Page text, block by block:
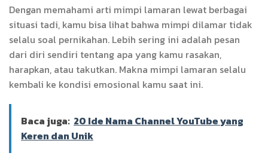
Dengan memahami arti mimpi lamaran lewat berbagai
situasi tadi, kamu bisa lihat bahwa mimpi dilamar tidak
selalu soal pernikahan. Lebih sering ini adalah pesan
dari diri sendiri tentang apa yang kamu rasakan,
harapkan, atau takutkan. Makna mimpi lamaran selalu
kembali ke kondisi emosional kamu saat ini.
Baca juga: 20 Ide Nama Channel YouTube yang
Keren dan Unik